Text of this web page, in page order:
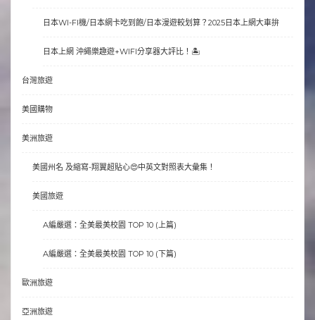
日本WI-FI機/日本網卡吃到飽/日本漫遊較划算？2025日本上網大車拚
日本上網 沖繩樂趣遊+WIFI分享器大評比！🏝
台灣旅遊
美國購物
美洲旅遊
美國州名 及縮寫-翔翼超貼心😍中英文對照表大彙集！
美國旅遊
A編嚴選：全美最美校園 TOP 10 (上篇)
A編嚴選：全美最美校園 TOP 10 (下篇)
歐洲旅遊
亞洲旅遊